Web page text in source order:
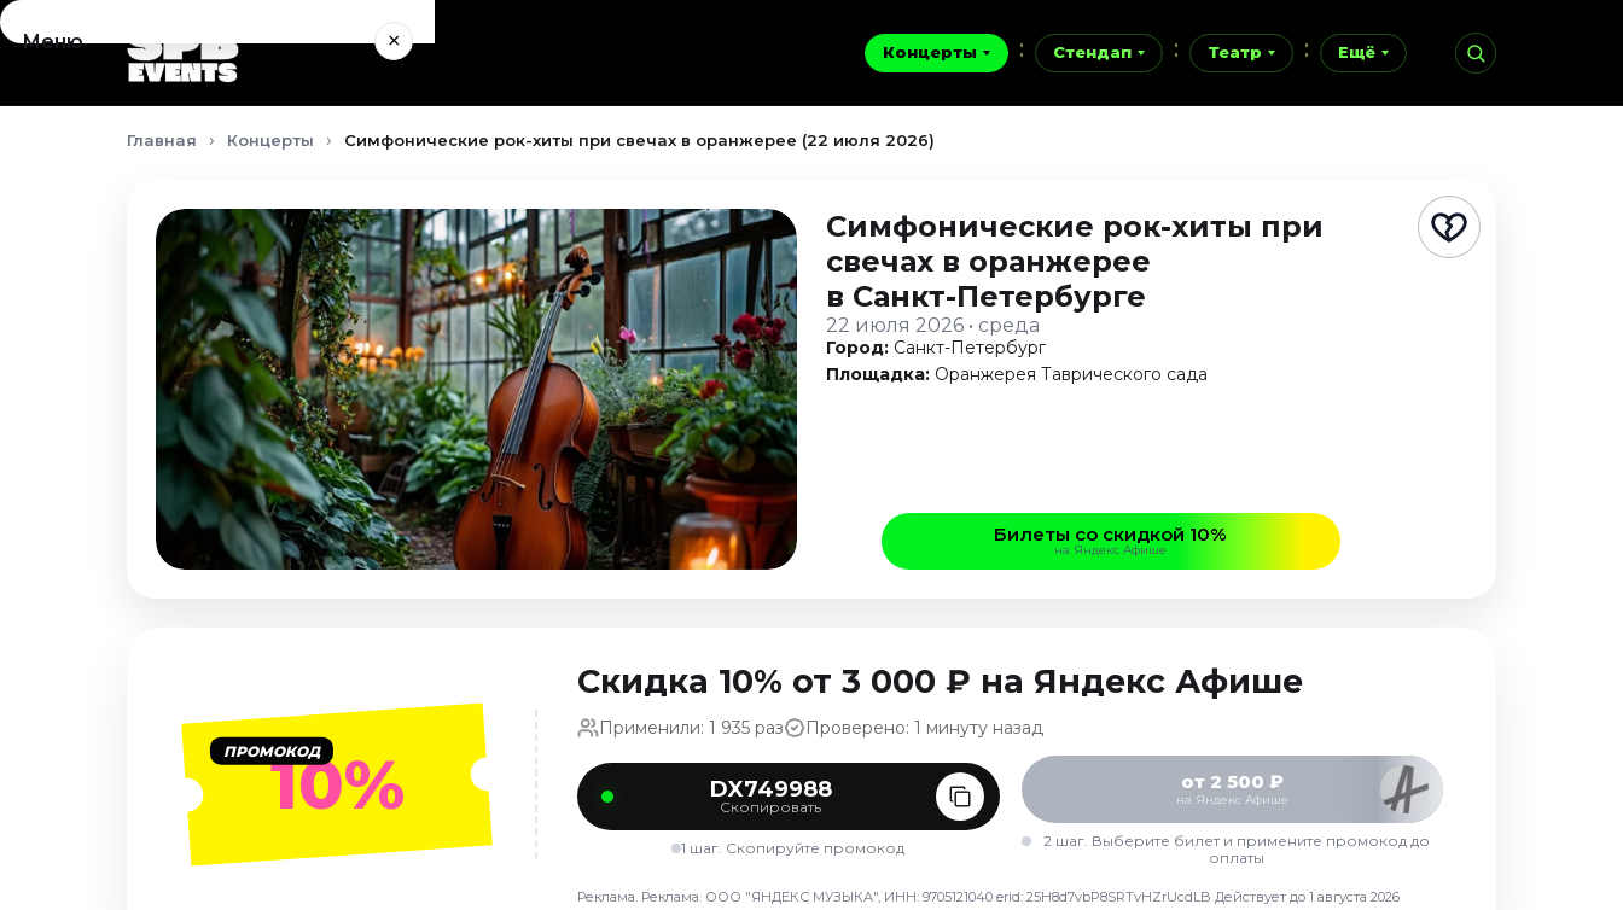
Концерты Стендап Театр Ещё
Меню ×
Концерты
Август 2026Главная Концерты Симфонические рок-хиты при свечах в оранжерее (22 июля 2026)
Симфонические рок-хиты при
свечах в оранжерее
в Санкт-Петербурге
22 июля 2026 • среда
Город: Санкт-Петербург
Площадка: Оранжерея Таврического сада
Билеты со скидкой 10%
на Яндекс Афише
ПРОМОКОД10%
Скидка 10% от 3 000 ₽ на Яндекс Афише
Применили: 1 935 раз Проверено: 1 минуту назад
DX749988
Скопировать
1 шаг. Скопируйте промокод
от 2 500 ₽
на Яндекс Афише
2 шаг. Выберите билет и примените промокод до
оплаты
Реклама. Реклама. ООО "ЯНДЕКС МУЗЫКА", ИНН: 9705121040 erid: 25H8d7vbP8SRTvHZrUcdLB Действует до 1 августа 2026